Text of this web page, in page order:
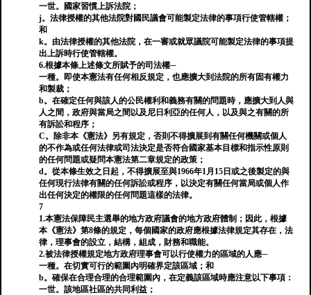
一世。國家習慣上訴法院；
j。法律授權的其他法院對國民議會可能製定法律的事項行使管轄權；
和
k。由法律授權的其他法院，在一審或就眾議院可能製定法律的事項提
出上訴時行使管轄權。
6.根據本條上述條文所賦予的司法權─
一種。即使本憲法有任何相反規定，也應擴大到法院的所有固有權力
和製裁；
b。在確定任何與該人的公民權利和義務有關的問題時，應擴大到人與
人之間，政府與當局之間以及尼日利亞的任何人，以及與之有關的所
有訴訟和程序；
C。除非本《憲法》另有規定，否則不得擴展到有關任何機關或個人
的不作為或任何法律或司法決定是否符合國家基本目標和指示性原則
的任何問題或疑問本憲法第二章規定的政策；
d。從本條生效之日起，不得擴展至與1966年1月15日或之後製定的與
任何現行法律有關的任何訴訟或程序，以決定有關任何當局或個人作
出任何決定的權限的任何問題這樣的法律。
7
1.本憲法保障民主選舉的地方政府議會的地方政府體制；因此，根據
本《憲法》第8條的規定，每個國家的政府應根據法律規定其存在，法
律，理事會的設立，結構，組成，財務和職能。
2.被法律授權規定地方政府理事會可以行使權力的區域的人應─
一種。在切實可行的範圍內明確界定該區域；和
b。確保在合理合理的合理範圍內，在定義該區域時應注意以下事項：
一世。該地區社區的共同利益；